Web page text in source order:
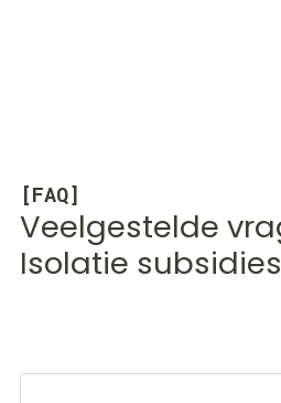
[FAQ]
Veelgestelde
Isolatie subsidies